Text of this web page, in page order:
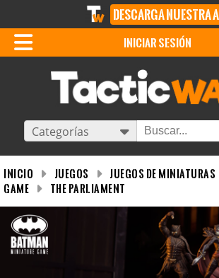
DESCARGA NUESTRA
iniciar sesión
Categorías
INICIO Juegos Juegos de miniaturas
Game
The Parliament